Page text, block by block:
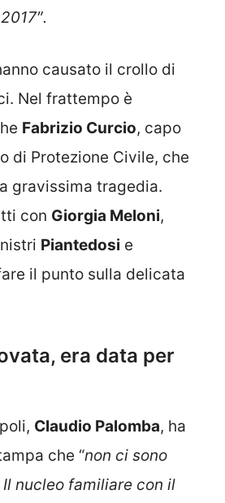
causato il crollo di
Nel frattempo è
Fabrizio Curcio, capo
di Protezione Civile, che
gravissima tragedia.
con Giorgia Meloni,
Piantedosi e
il punto sulla delicata
era data per
Claudio Palomba, ha
che “non ci sono
nucleo familiare con il